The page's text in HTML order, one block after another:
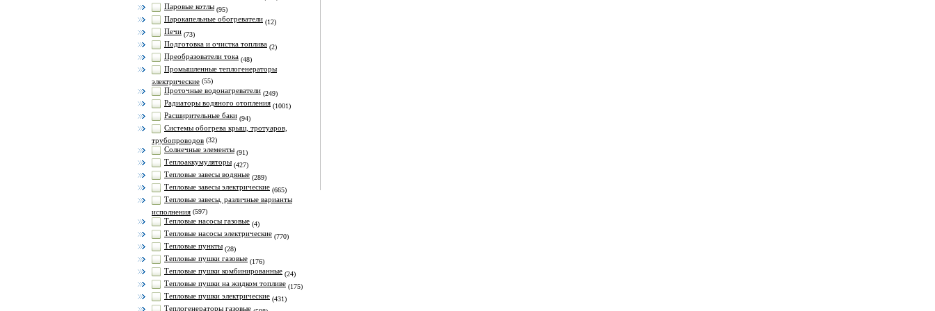
Паровые котлы (95)
Парокапельные обогреватели (12)
Печи (73)
Подготовка и очистка топлива (2)
Преобразователи тока (48)
Промышленные теплогенераторы
электрические (55)
Проточные водонагреватели (249)
Радиаторы водяного отопления (1001)
Расширительные баки (94)
Системы обогрева крыш, тротуаров,
трубопроводов (32)
Солнечные элементы (91)
Теплоаккумуляторы (427)
Тепловые завесы водяные (289)
Тепловые завесы электрические (665)
Тепловые завесы, различные варианты
исполнения (597)
Тепловые насосы газовые (4)
Тепловые насосы электрические (770)
Тепловые пункты (28)
Тепловые пушки газовые (176)
Тепловые пушки комбинированные (24)
Тепловые пушки на жидком топливе (175)
Тепловые пушки электрические (431)
Теплогенераторы газовые